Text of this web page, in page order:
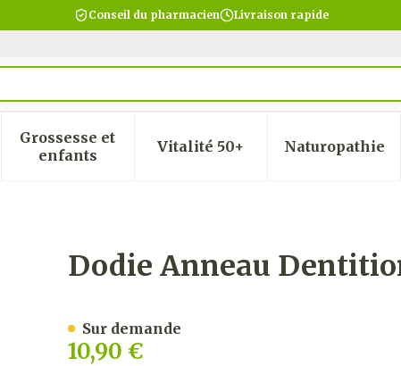
Conseil du pharmacien Livraison rapide
la catégorie Beauté, soins et hygiène
sous-menu pour la catégorie Régime,
Grossesse et
enfantsAfficher le sous-menu pour la catégorie
Vitalité 50+Afficher le sous-menu
Naturopathie
Afficher
Lagoon
Dodie Anneau
10,90 €
Sur demande